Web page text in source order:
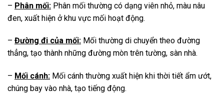
– Phân mối: Phân mối thường có dạng viên nhỏ, màu nâu
đen, xuất hiện ở khu vực mối hoạt động.
– Đường đi của mối: Mối thường di chuyển theo đường
thẳng, tạo thành những đường mòn trên tường, sàn nhà.
– Mối cánh: Mối cánh thường xuất hiện khi thời tiết ẩm ướt,
chúng bay vào nhà, tạo tiếng động.